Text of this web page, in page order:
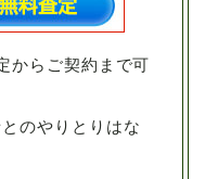
からご契約まで可
のやりとりはな